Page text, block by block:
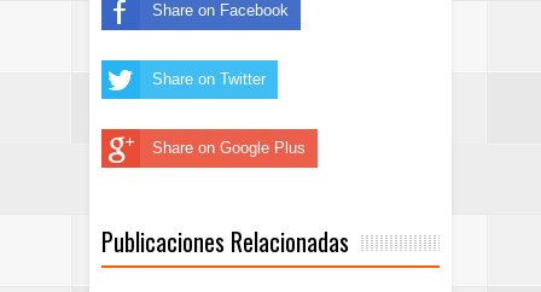
Share on Facebook
Share on Twitter
Share on Google Plus
Publicaciones Relacionadas